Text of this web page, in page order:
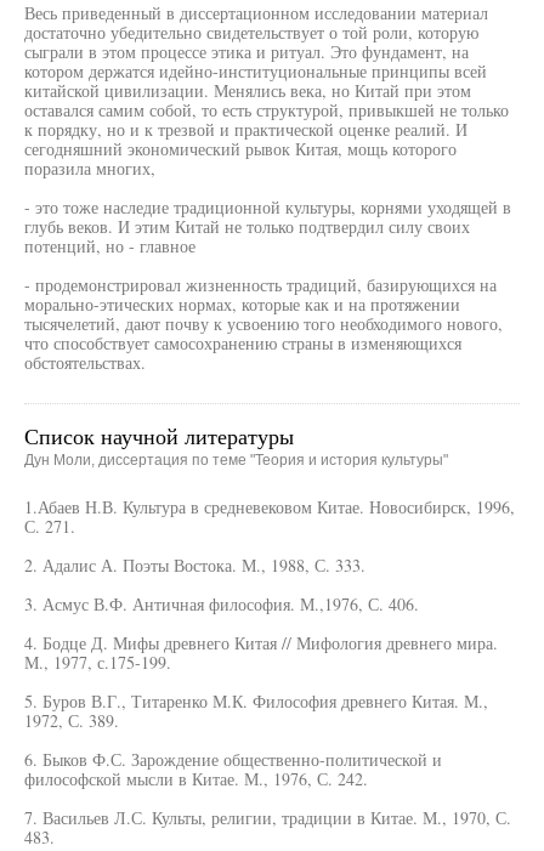
Весь приведенный в диссертационном исследовании материал
достаточно убедительно свидетельствует о той роли, которую
сыграли в этом процессе этика и ритуал. Это фундамент, на
котором держатся идейно-институциональные принципы всей
китайской цивилизации. Менялись века, но Китай при этом
оставался самим собой, то есть структурой, привыкшей не только
к порядку, но и к трезвой и практической оценке реалий. И
сегодняшний экономический рывок Китая, мощь которого
поразила многих,
- это тоже наследие традиционной культуры, корнями уходящей в
глубь веков. И этим Китай не только подтвердил силу своих
потенций, но - главное
- продемонстрировал жизненность традиций, базирующихся на
морально-этических нормах, которые как и на протяжении
тысячелетий, дают почву к усвоению того необходимого нового,
что способствует самосохранению страны в изменяющихся
обстоятельствах.
Список научной литературы
Дун Моли, диссертация по теме "Теория и история культуры"
1.Абаев Н.В. Культура в средневековом Китае. Новосибирск, 1996,
С. 271.
2. Адалис А. Поэты Востока. М., 1988, С. 333.
3. Асмус В.Ф. Античная философия. М.,1976, С. 406.
4. Бодце Д. Мифы древнего Китая // Мифология древнего мира.
М., 1977, с.175-199.
5. Буров В.Г., Титаренко М.К. Философия древнего Китая. М.,
1972, С. 389.
6. Быков Ф.С. Зарождение общественно-политической и
философской мысли в Китае. М., 1976, С. 242.
7. Васильев Л.С. Культы, религии, традиции в Китае. М., 1970, С.
483.